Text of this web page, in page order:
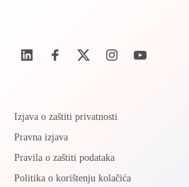
Izjava o zaštiti privatnosti
Pravna izjava
Pravila o zaštiti podataka
Politika o korištenju kolačića